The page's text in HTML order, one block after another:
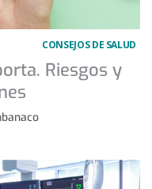
CONSEJOS DE SALUD
Riesgos y